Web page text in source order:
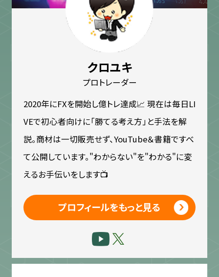
クロユキ
プロトレーダー
2020年にFXを開始し億トレ達成📈 現在は毎日LI
VEで初心者向けに「勝てる考え方」と手法を解
説。商材は一切販売せず、YouTube＆書籍ですべ
て公開しています。"わからない"を"わかる"に変
えるお手伝いをします📺
プロフィールをもっと見る